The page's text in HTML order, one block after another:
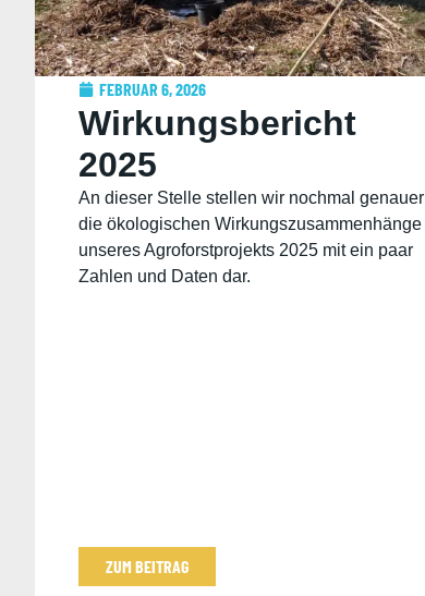
FEBRUAR 6, 2026
Wirkungsbericht
2025
An dieser Stelle stellen wir nochmal genauer
die ökologischen Wirkungszusammenhänge
unseres Agroforstprojekts 2025 mit ein paar
Zahlen und Daten dar.
ZUM BEITRAG